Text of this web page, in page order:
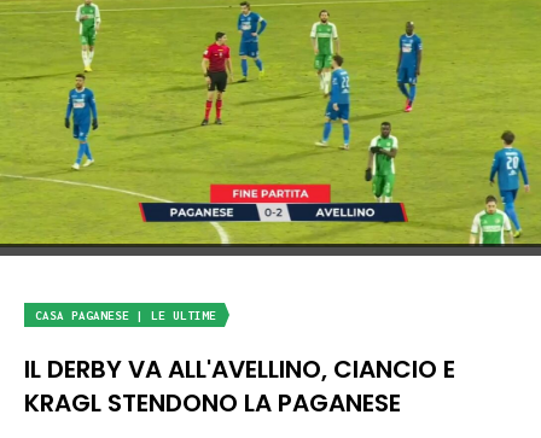
CASA PAGANESE | LE ULTIME
IL DERBY VA ALL'AVELLINO, CIANCIO E
KRAGL STENDONO LA PAGANESE